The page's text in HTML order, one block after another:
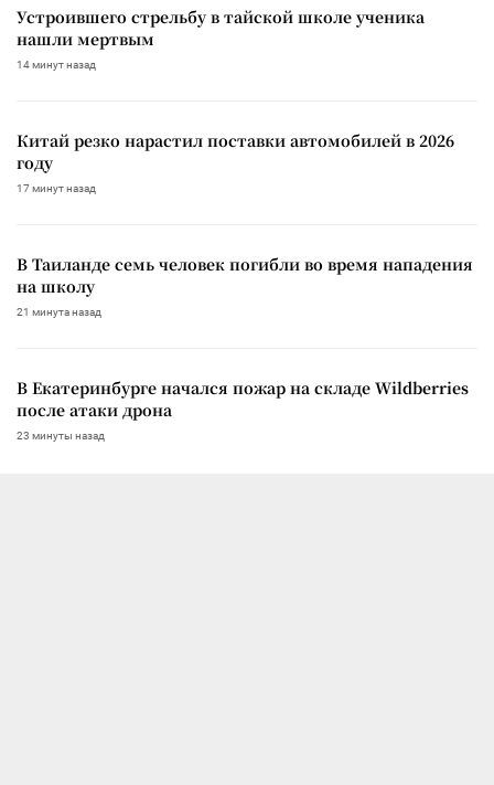
Устроившего стрельбу в тайской школе ученика
нашли мертвым
14 минут назад
Китай резко нарастил поставки автомобилей в 2026
году
17 минут назад
В Таиланде семь человек погибли во время нападения
на школу
21 минута назад
В Екатеринбурге начался пожар на складе Wildberries
после атаки дрона
23 минуты назад